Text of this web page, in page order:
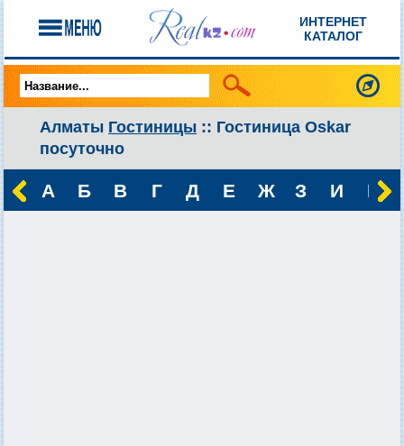
ИНТЕРНЕТ
КАТАЛОГ
Алматы Гостиницы :: Гостиница Oskar
посуточно
А Б В Г Д Е Ж З И К